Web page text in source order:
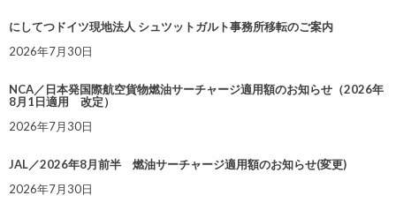
にしてつドイツ現地法人 シュツットガルト事務所移転のご案内
2026年7月30日
NCA／日本発国際航空貨物燃油サーチャージ適用額のお知らせ（2026年
8月1日適用 改定）
2026年7月30日
JAL／2026年8月前半 燃油サーチャージ適用額のお知らせ(変更)
2026年7月30日